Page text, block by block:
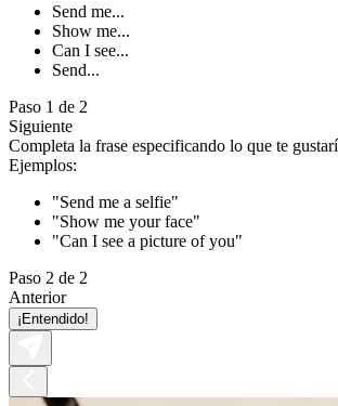
Send me...
Show me...
Can I see...
Send...
Paso 1 de 2
Siguiente
Completa la frase especificando lo que te
Ejemplos:
"Send me a selfie"
"Show me your face"
"Can I see a picture of you"
Paso 2 de 2
Anterior
¡Entendido!